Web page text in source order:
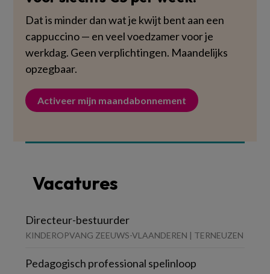
Dat is minder dan wat je kwijt bent aan een
cappuccino — en veel voedzamer voor je
werkdag. Geen verplichtingen. Maandelijks
opzegbaar.
Activeer mijn maandabonnement
Vacatures
Directeur-bestuurder
KINDEROPVANG ZEEUWS-VLAANDEREN | TERNEUZEN
Pedagogisch professional spelinloop